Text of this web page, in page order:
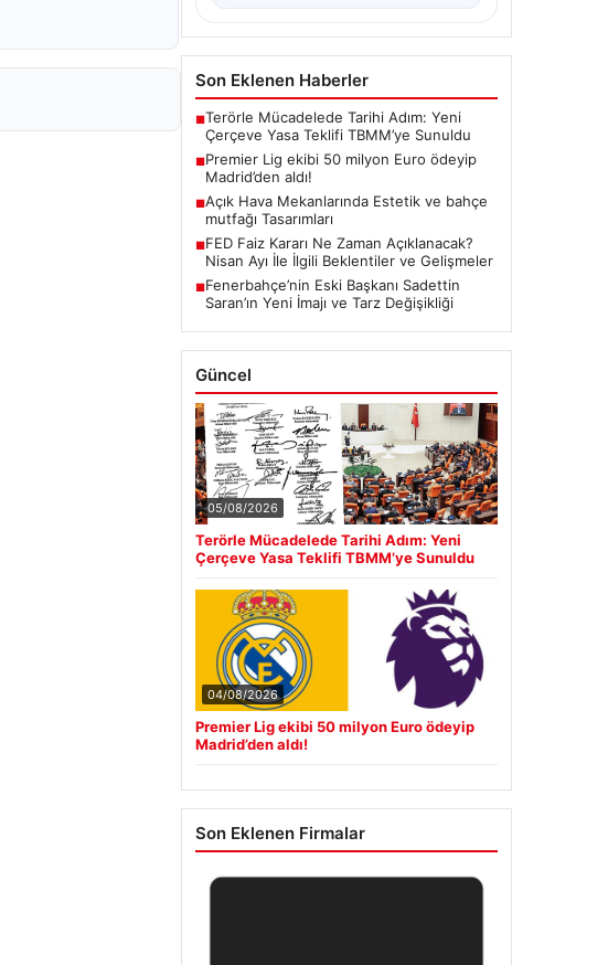
Son Eklenen Haberler
■Terörle Mücadelede Tarihi Adım: Yeni
Çerçeve Yasa Teklifi TBMM’ye Sunuldu
■Premier Lig ekibi 50 milyon Euro ödeyip
Madrid’den aldı!
■Açık Hava Mekanlarında Estetik ve bahçe
mutfağı Tasarımları
■FED Faiz Kararı Ne Zaman Açıklanacak?
Nisan Ayı İle İlgili Beklentiler ve Gelişmeler
■Fenerbahçe’nin Eski Başkanı Sadettin
Saran’ın Yeni İmajı ve Tarz Değişikliği
Güncel
05/08/2026
Terörle Mücadelede Tarihi Adım: Yeni
Çerçeve Yasa Teklifi TBMM’ye Sunuldu
04/08/2026
Premier Lig ekibi 50 milyon Euro ödeyip
Madrid’den aldı!
Son Eklenen Firmalar